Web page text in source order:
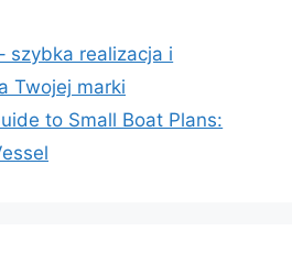
szybka realizacja i
Twojej marki
to Small Boat Plans: